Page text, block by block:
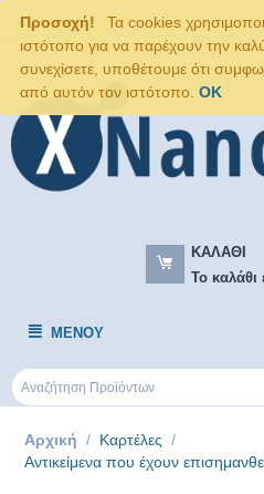
Προσοχή!
Τα cookies
ιστότοπο για να παρέχουν την
συνεχίσετε, υποθέτουμε ότι
από αυτόν τον ιστότοπο. OK
ΚΑΛΆΘΙ
Το καλάθι
ΜΕΝΟΎ
Αρχική / Καρτέλες /
Αντικείμενα που έχουν